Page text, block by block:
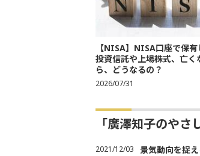
【NISA】NISA口座で保
投資信託や上場株式、亡く
ら、どうなるの？
2026/07/31
「廣澤知子のや
2021/12/03 景気動向を捉